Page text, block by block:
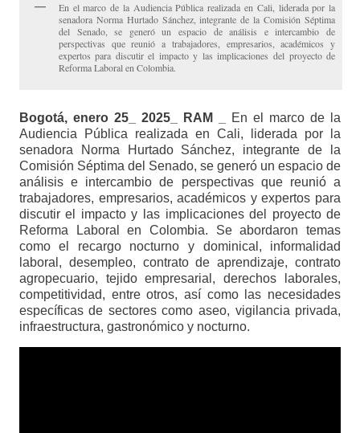
En el marco de la Audiencia Pública realizada en Cali, liderada por la
senadora Norma Hurtado Sánchez, integrante de la Comisión Séptima
del Senado, se generó un espacio de análisis e intercambio de
perspectivas que reunió a trabajadores, empresarios, académicos y
expertos para discutir el impacto y las implicaciones del proyecto de
Reforma Laboral en Colombia.
Bogotá, enero 25_ 2025_ RAM _
En el marco de la
Audiencia Pública realizada en Cali, liderada por la
senadora Norma Hurtado Sánchez, integrante de la
Comisión Séptima del Senado, se generó un espacio de
análisis e intercambio de perspectivas que reunió a
trabajadores, empresarios, académicos y expertos para
discutir el impacto y las implicaciones del proyecto de
Reforma Laboral en Colombia. Se abordaron temas
como el recargo nocturno y dominical, informalidad
laboral, desempleo, contrato de aprendizaje, contrato
agropecuario, tejido empresarial, derechos laborales,
competitividad, entre otros, así como las necesidades
específicas de sectores como aseo, vigilancia privada,
infraestructura, gastronómico y nocturno.